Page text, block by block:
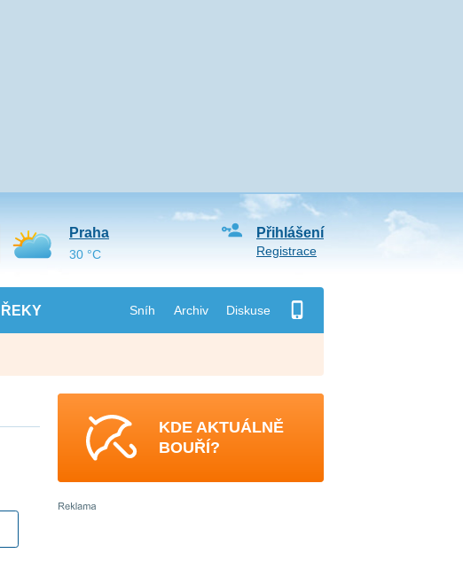
ŘEKY Sníh Archiv Diskuse
Přihlášení
Registrace
Praha
30 °C
KDE AKTUÁLNĚ
BOUŘÍ?